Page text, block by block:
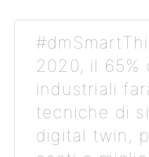
2020, il 65%
industriali
tecniche di
digital twin,